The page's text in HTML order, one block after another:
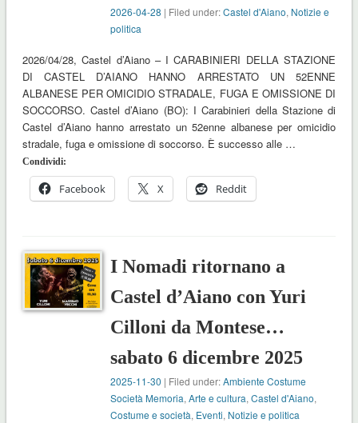
2026-04-28 | Filed under:Castel d'Aiano, Notizie e
politica
2026/04/28, Castel d’Aiano – I CARABINIERI DELLA STAZIONE
DI CASTEL D’AIANO HANNO ARRESTATO UN 52ENNE
ALBANESE PER OMICIDIO STRADALE, FUGA E OMISSIONE DI
SOCCORSO. Castel d’Aiano (BO): I Carabinieri della Stazione di
Castel d’Aiano hanno arrestato un 52enne albanese per omicidio
stradale, fuga e omissione di soccorso. È successo alle …
Condividi:
Facebook X Reddit
I Nomadi ritornano a
Castel d’Aiano con Yuri
Cilloni da Montese…
sabato 6 dicembre 2025
2025-11-30 | Filed under:Ambiente Costume
Società Memoria,Arte e cultura,Castel d'Aiano,
Costume e società, Eventi, Notizie e politica